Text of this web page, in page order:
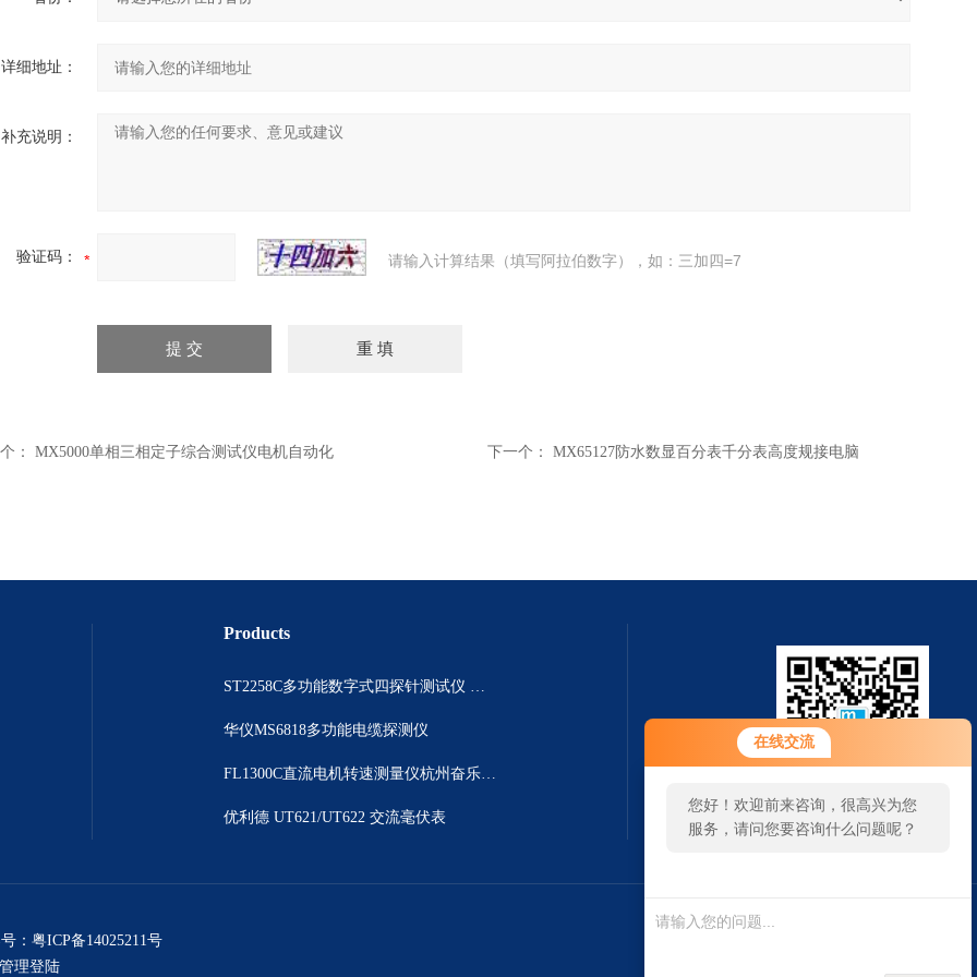
在线交流
您好！欢迎前来咨询，很高兴为您
服务，请问您要咨询什么问题呢？
详细地址：
补充说明：
验证码： 请输入计算结果（填写阿拉伯数字），如：三加四=7
： MX5000单相三相定子综合测试仪电机自动化 下一个： MX65127防水数显百分表千分表高度规接电脑
Products
ST2258C多功能数字式四探针测试仪 电阻表
华仪MS6818多功能电缆探测仪
FL1300C直流电机转速测量仪杭州奋乐厂家
优利德 UT621/UT622 交流毫伏表 扫一扫 微信咨询
： 粤ICP备14025211号
管理登陆